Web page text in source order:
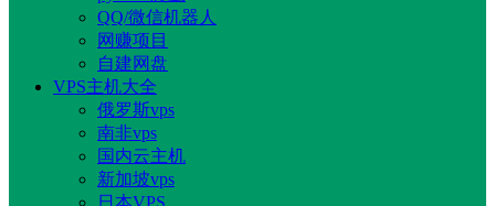
QQ/微信机器人
网赚项目
自建网盘
VPS主机大全
俄罗斯vps
南非vps
国内云主机
新加坡vps
日本VPS